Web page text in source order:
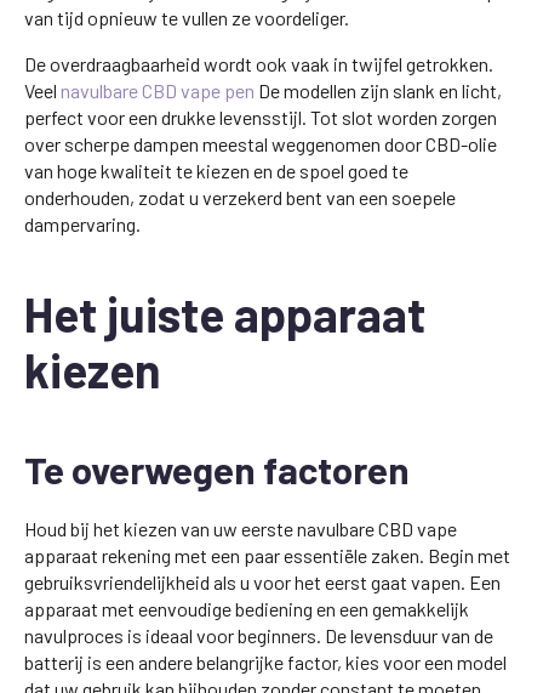
van tijd opnieuw te vullen ze voordeliger.
De overdraagbaarheid wordt ook vaak in twijfel getrokken.
Veel navulbare CBD vape pen De modellen zijn slank en licht,
perfect voor een drukke levensstijl. Tot slot worden zorgen
over scherpe dampen meestal weggenomen door CBD-olie
van hoge kwaliteit te kiezen en de spoel goed te
onderhouden, zodat u verzekerd bent van een soepele
dampervaring.
Het juiste apparaat
kiezen
Te overwegen factoren
Houd bij het kiezen van uw eerste navulbare CBD vape
apparaat rekening met een paar essentiële zaken. Begin met
gebruiksvriendelijkheid als u voor het eerst gaat vapen. Een
apparaat met eenvoudige bediening en een gemakkelijk
navulproces is ideaal voor beginners. De levensduur van de
batterij is een andere belangrijke factor, kies voor een model